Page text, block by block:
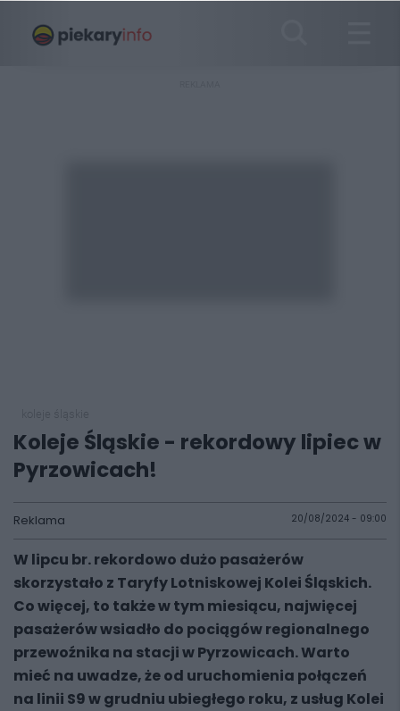
Koleje Śląskie - rekordowy lipiec w
Pyrzowicach!
Reklama 20/08/2024 - 09:00
W lipcu br. rekordowo dużo pasażerów
skorzystało z Taryfy Lotniskowej Kolei Śląskich.
Co więcej, to także w tym miesiącu, najwięcej
pasażerów wsiadło do pociągów regionalnego
przewoźnika na stacji w Pyrzowicach. Warto
mieć na uwadze, że od uruchomienia połączeń
na linii S9 w grudniu ubiegłego roku, z usług Kolei